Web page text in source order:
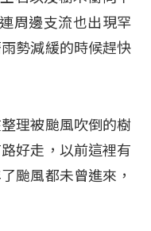
周邊支流也出現罕
勢減緩的時候趕快
理被颱風吹倒的樹
好走，以前這裡有
颱風都未曾進來，